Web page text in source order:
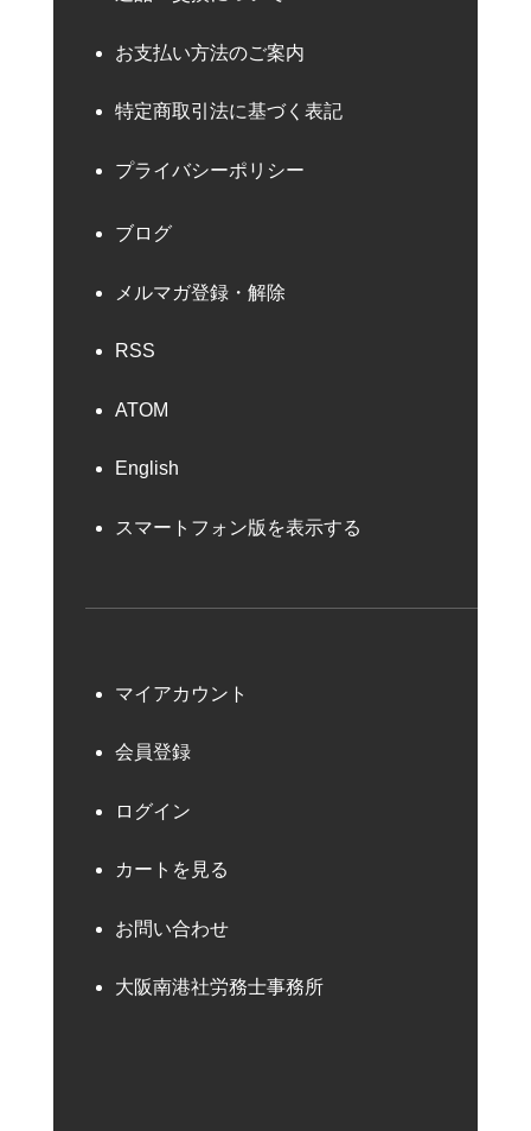
お支払い方法のご案内
特定商取引法に基づく表記
プライバシーポリシー
ブログ
メルマガ登録・解除
RSS
ATOM
English
スマートフォン版を表示する
マイアカウント
会員登録
ログイン
カートを見る
お問い合わせ
大阪南港社労務士事務所